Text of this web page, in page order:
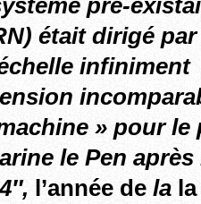
pré-
était dirigé par
» pour le
le Pen
l’année de la